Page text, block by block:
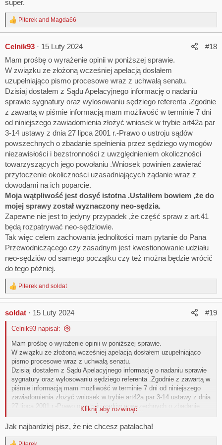
konieczności jego naprawy..."
o
s
:
super.
R
e
c
i
o
n
:
Piterek and Magda66
Celnik93 15 Luty 2024
#18
Mam prośbę o wyrażenie opinii w poniższej sprawie.
W związku ze złożoną wcześniej apelacją dosłałem
uzupełniająco pismo procesowe wraz z uchwałą senatu.
Dzisiaj dostałem z Sądu Apelacyjnego informację o nadaniu
sprawie sygnatury oraz wylosowaniu sędziego referenta .Zgodnie
z zawartą w piśmie informacją mam możliwość w terminie 7 dni
od niniejszego zawiadomienia złożyć wniosek w trybie art42a par
3-14 ustawy z dnia 27 lipca 2001 r.-Prawo o ustroju sądów
powszechnych o zbadanie spełnienia przez sędziego wymogów
niezawisłości i bezstronności z uwzględnieniem okoliczności
towarzyszących jego powołaniu .Wniosek powinien zawierać
przytoczenie okoliczności uzasadniających żądanie wraz z
dowodami na ich poparcie.
Moja wątpliwość jest dosyć istotna .Ustaliłem bowiem ,że do
mojej sprawy został wyznaczony neo-sędzia.
Zapewne nie jest to jedyny przypadek ,że część spraw z art.41
będą rozpatrywać neo-sędziowie.
Tak więc celem zachowania jednolitości mam pytanie do Pana
Przewodniczącego czy zasadnym jest kwestionowanie udziału
neo-sędziów od samego początku czy też można będzie wrócić
do tego później.
R
e
c
t
Piterek and soldat
soldat 15 Luty 2024 #19
Celnik93 napisał:
Mam prośbę o wyrażenie opinii w poniższej sprawie.
W związku ze złożoną wcześniej apelacją dosłałem uzupełniająco
pismo procesowe wraz z uchwałą senatu.
Dzisiaj dostałem z Sądu Apelacyjnego informację o nadaniu sprawie
sygnatury oraz wylosowaniu sędziego referenta .Zgodnie z zawartą w
piśmie informacją mam możliwość w terminie 7 dni od niniejszego
zawiadomienia złożyć wniosek w trybie art42a par 3-14 ustawy z dnia
27 lipca 2001 r.-Prawo o ustroju sądów powszechnych o zbadanie
spełnienia przez sędziego wymogów niezawisłości i bezstronności z
uwzględnieniem okoliczności towarzyszących jego powołaniu
.Wniosek powinien zawierać przytoczenie okoliczności
uzasadniających żądanie wraz z dowodami na ich poparcie.
Kliknij aby rozwinąć...
Jak najbardziej pisz, że nie chcesz patałacha!